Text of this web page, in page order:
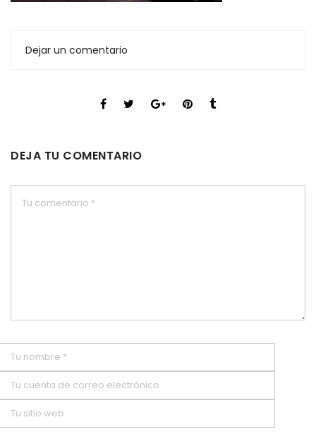
Dejar un comentario
DEJA TU COMENTARIO